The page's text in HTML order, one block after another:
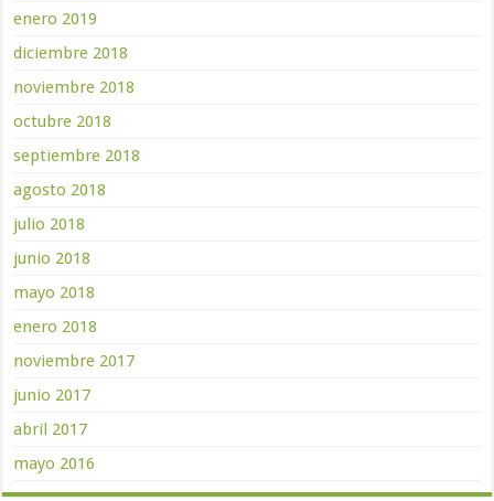
enero 2019
diciembre 2018
noviembre 2018
octubre 2018
septiembre 2018
agosto 2018
julio 2018
junio 2018
mayo 2018
enero 2018
noviembre 2017
junio 2017
abril 2017
mayo 2016